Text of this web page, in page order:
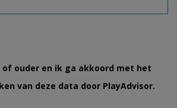
of ouder en ik ga akkoord met het
van deze data door PlayAdvisor.